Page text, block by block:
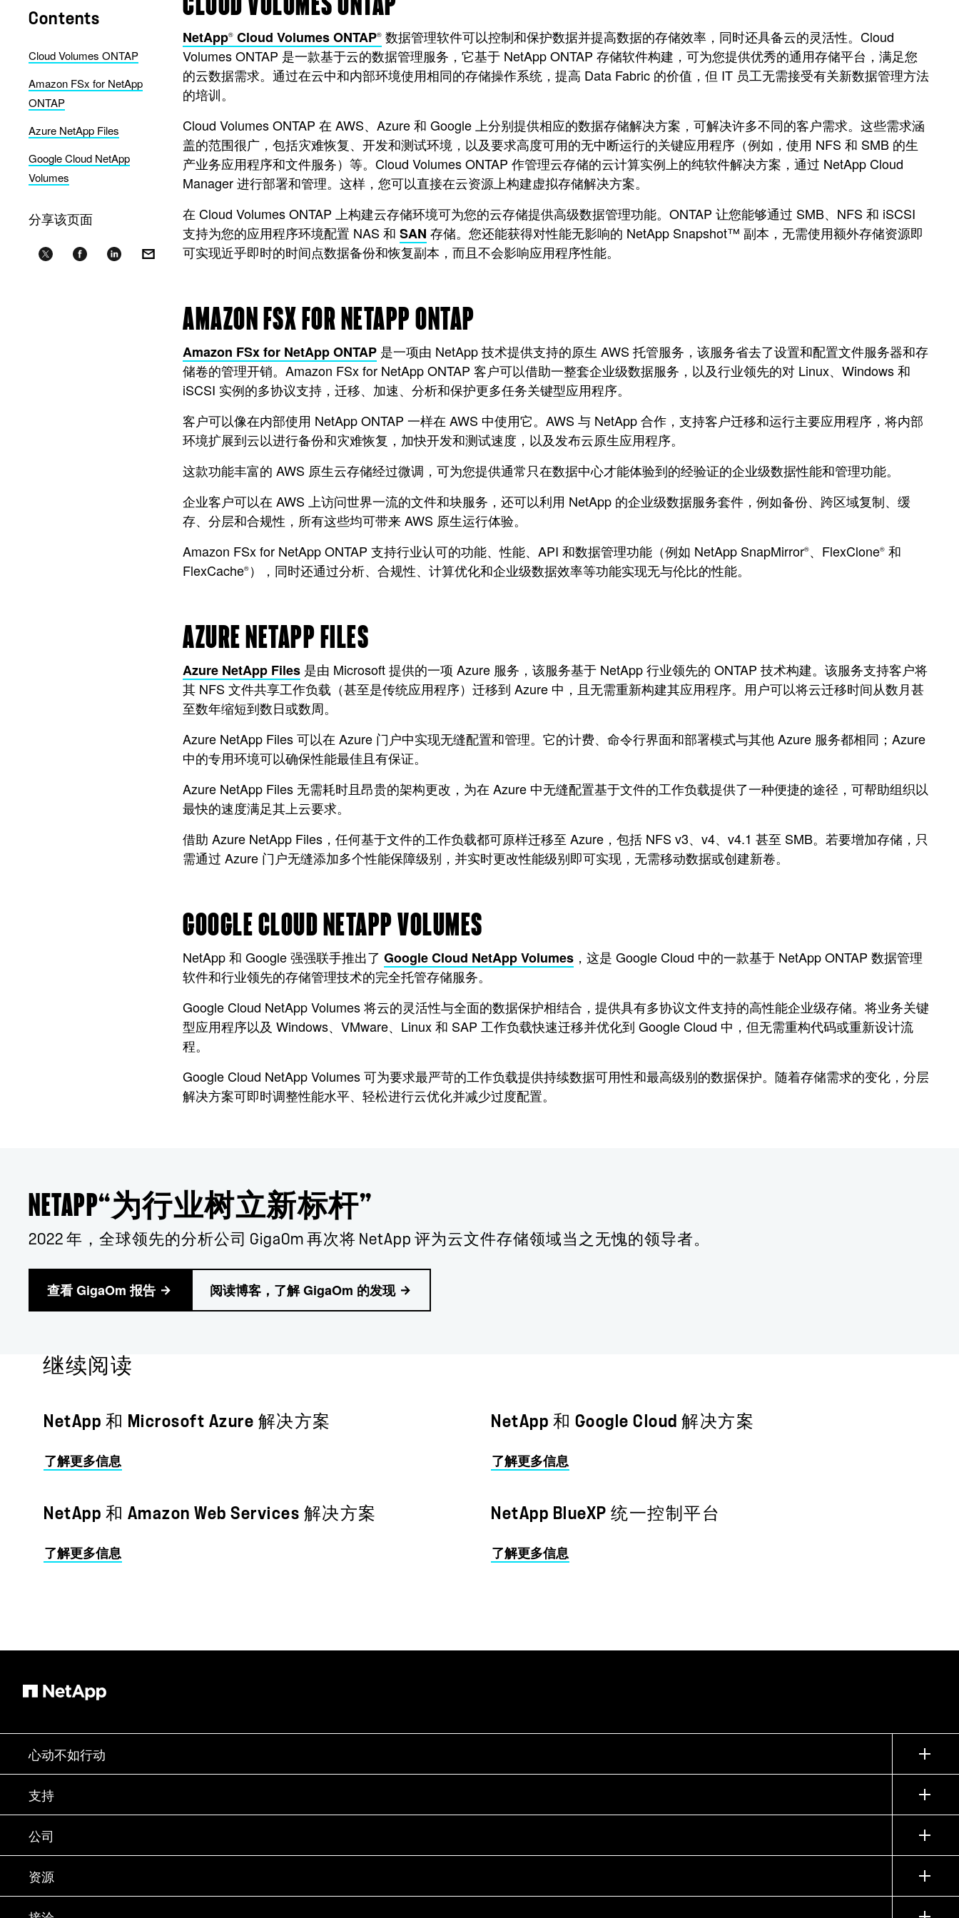
Contents
Cloud Volumes ONTAP
Amazon FSx for NetApp
ONTAP
Azure NetApp Files
Google Cloud NetApp
Volumes
分享该页面
NetApp® Cloud Volumes ONTAP® 数据管理软件可以控制和保护数据并提高数据的存储效率，同时还具备云的灵活性。Cloud
Volumes ONTAP 是一款基于云的数据管理服务，它基于 NetApp ONTAP 存储软件构建，可为您提供优秀的通用存储平台，满足您
的云数据需求。通过在云中和内部环境使用相同的存储操作系统，提高 Data Fabric 的价值，但 IT 员工无需接受有关新数据管理方法
的培训。
Cloud Volumes ONTAP 在 AWS、Azure 和 Google 上分别提供相应的数据存储解决方案，可解决许多不同的客户需求。这些需求涵
盖的范围很广，包括灾难恢复、开发和测试环境，以及要求高度可用的无中断运行的关键应用程序（例如，使用 NFS 和 SMB 的生
产业务应用程序和文件服务）等。Cloud Volumes ONTAP 作管理云存储的云计算实例上的纯软件解决方案，通过 NetApp Cloud
Manager 进行部署和管理。这样，您可以直接在云资源上构建虚拟存储解决方案。
在 Cloud Volumes ONTAP 上构建云存储环境可为您的云存储提供高级数据管理功能。ONTAP 让您能够通过 SMB、NFS 和 iSCSI
支持为您的应用程序环境配置 NAS 和 SAN 存储。您还能获得对性能无影响的 NetApp Snapshot™ 副本，无需使用额外存储资源即
可实现近乎即时的时间点数据备份和恢复副本，而且不会影响应用程序性能。
AMAZON FSX FOR NETAPP ONTAP
Amazon FSx for NetApp ONTAP 是一项由 NetApp 技术提供支持的原生 AWS 托管服务，该服务省去了设置和配置文件服务器和存
储卷的管理开销。Amazon FSx for NetApp ONTAP 客户可以借助一整套企业级数据服务，以及行业领先的对 Linux、Windows 和
iSCSI 实例的多协议支持，迁移、加速、分析和保护更多任务关键型应用程序。
客户可以像在内部使用 NetApp ONTAP 一样在 AWS 中使用它。AWS 与 NetApp 合作，支持客户迁移和运行主要应用程序，将内部
环境扩展到云以进行备份和灾难恢复，加快开发和测试速度，以及发布云原生应用程序。
这款功能丰富的 AWS 原生云存储经过微调，可为您提供通常只在数据中心才能体验到的经验证的企业级数据性能和管理功能。
企业客户可以在 AWS 上访问世界一流的文件和块服务，还可以利用 NetApp 的企业级数据服务套件，例如备份、跨区域复制、缓
存、分层和合规性，所有这些均可带来 AWS 原生运行体验。
Amazon FSx for NetApp ONTAP 支持行业认可的功能、性能、API 和数据管理功能（例如 NetApp SnapMirror®、FlexClone® 和
FlexCache® ），同时还通过分析、合规性、计算优化和企业级数据效率等功能实现无与伦比的性能。
AZURE NETAPP FILES
Azure NetApp Files 是由 Microsoft 提供的一项 Azure 服务，该服务基于 NetApp 行业领先的 ONTAP 技术构建。该服务支持客户将
其 NFS 文件共享工作负载（甚至是传统应用程序）迁移到 Azure 中，且无需重新构建其应用程序。用户可以将云迁移时间从数月甚
至数年缩短到数日或数周。
Azure NetApp Files 可以在 Azure 门户中实现无缝配置和管理。它的计费、命令行界面和部署模式与其他 Azure 服务都相同；Azure
中的专用环境可以确保性能最佳且有保证。
Azure NetApp Files 无需耗时且昂贵的架构更改，为在 Azure 中无缝配置基于文件的工作负载提供了一种便捷的途径，可帮助组织以
最快的速度满足其上云要求。
借助 Azure NetApp Files，任何基于文件的工作负载都可原样迁移至 Azure，包括 NFS v3、v4、v4.1 甚至 SMB。若要增加存储，只
需通过 Azure 门户无缝添加多个性能保障级别，并实时更改性能级别即可实现，无需移动数据或创建新卷。
GOOGLE CLOUD NETAPP VOLUMES
NetApp 和 Google 强强联手推出了 Google Cloud NetApp Volumes ，这是 Google Cloud 中的一款基于 NetApp ONTAP 数据管理
软件和行业领先的存储管理技术的完全托管存储服务。
Google Cloud NetApp Volumes 将云的灵活性与全面的数据保护相结合，提供具有多协议文件支持的高性能企业级存储。将业务关键
型应用程序以及 Windows、VMware、Linux 和 SAP 工作负载快速迁移并优化到 Google Cloud 中，但无需重构代码或重新设计流
程。
Google Cloud NetApp Volumes 可为要求最严苛的工作负载提供持续数据可用性和最高级别的数据保护。随着存储需求的变化，分层
解决方案可即时调整性能水平、轻松进行云优化并减少过度配置。
NETAPP“为行业树立新标杆”
2022 年，全球领先的分析公司 GigaOm 再次将 NetApp 评为云文件存储领域当之无愧的领导者。
查看 GigaOm 报告 阅读博客，了解 GigaOm 的发现
继续阅读
NetApp 和 Microsoft Azure 解决方案
了解更多信息
NetApp 和 Google Cloud 解决方案
了解更多信息
NetApp 和 Amazon Web Services 解决方案
了解更多信息
NetApp BlueXP 统一控制平台
了解更多信息
心动不如行动
如何购买
联系销售部门
寻找合作伙伴
试用产品
贵宾体验中心
支持
支持
训练
文档中心
知识库
公司
公司
合作伙伴
资源
新闻中心